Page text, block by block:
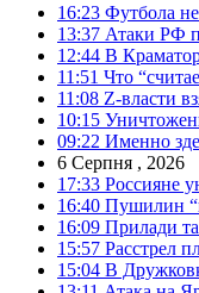
16:23 Футбола
13:37 Атаки РФ
12:44 В
11:51 Что
11:08 Z-власти
10:15
09:22 Именно
6 Серпня , 2026
17:33 Россияне
16:40 Пушилин
16:09 Прилади та
15:57 Расстрел
15:04 В